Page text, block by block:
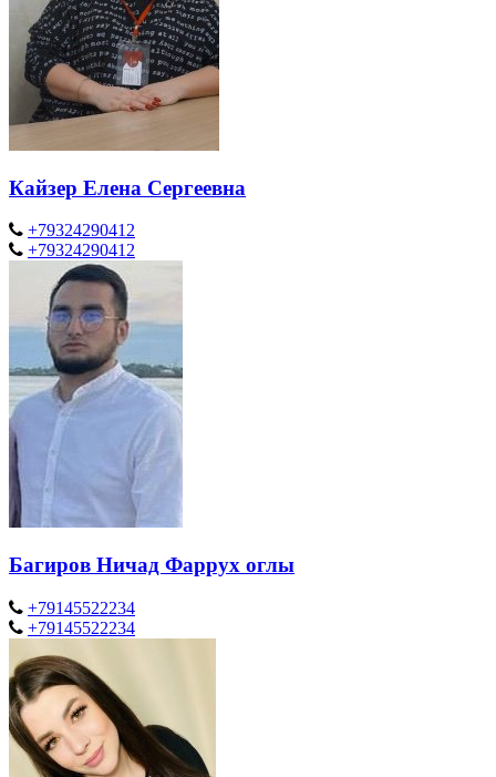
Кайзер Елена Сергеевна
+79324290412
+79324290412
Багиров Ничад Фаррух оглы
+79145522234
+79145522234